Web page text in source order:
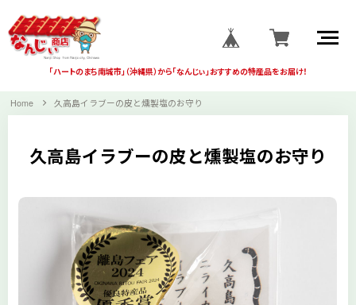
「ハートのまち南城市」（沖縄県）から「なんじぃ」おすすめの特産品をお届け！
Home 久高島イラブーの皮と燻製塩のお守り
久高島イラブーの皮と燻製塩のお守り